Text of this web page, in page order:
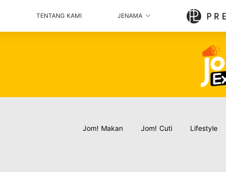
TENTANG KAMI JENAMA
Jom! Makan Jom! Cuti Lifestyle